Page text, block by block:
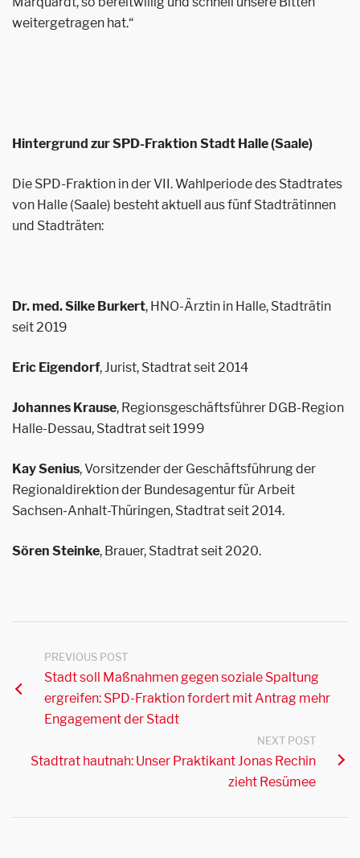
weitergetragen hat.“
Hintergrund zur SPD-Fraktion Stadt Halle (Saale)
Die SPD-Fraktion in der VII. Wahlperiode des Stadtrates
von Halle (Saale) besteht aktuell aus fünf Stadträtinnen
und Stadträten:
Dr. med. Silke Burkert, HNO-Ärztin in Halle, Stadträtin
seit 2019
Eric Eigendorf, Jurist, Stadtrat seit 2014
Johannes Krause, Regionsgeschäftsführer DGB-Region
Halle-Dessau, Stadtrat seit 1999
Kay Senius, Vorsitzender der Geschäftsführung der
Regionaldirektion der Bundesagentur für Arbeit
Sachsen-Anhalt-Thüringen, Stadtrat seit 2014.
Sören Steinke, Brauer, Stadtrat seit 2020.
PREVIOUS POST
Stadt soll Maßnahmen gegen soziale Spaltung
ergreifen: SPD-Fraktion fordert mit Antrag mehr
Engagement der Stadt
NEXT POST
Stadtrat hautnah: Unser Praktikant Jonas Rechin
zieht Resümee